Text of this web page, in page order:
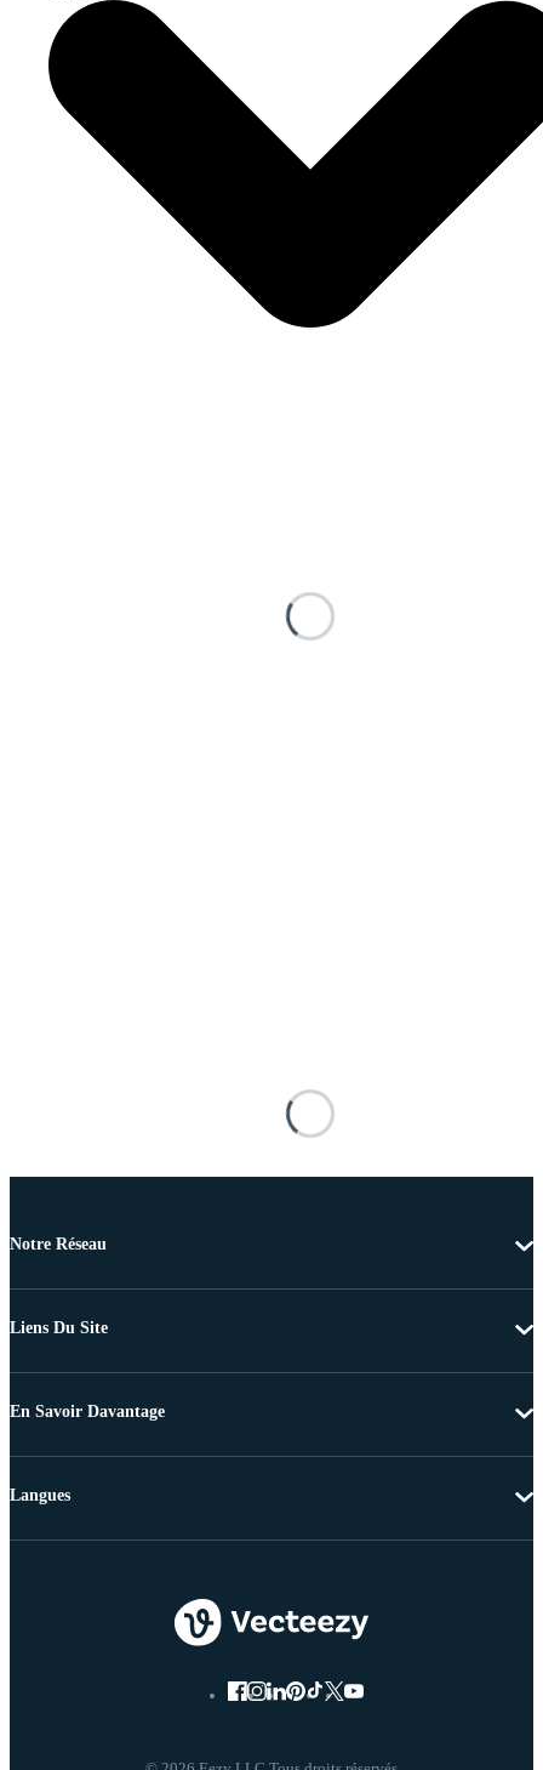
Notre Réseau
Liens Du Site
En Savoir Davantage
Langues